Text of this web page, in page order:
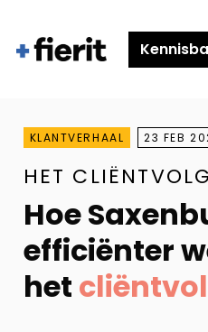
Méér
ECD
KLANTVERHAAL 23 FEB
HET
Hoe
efficiënter
het